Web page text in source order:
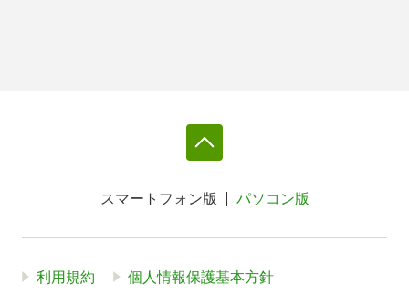
スマートフォン版 パソコン版
利用規約 個人情報保護基本方針